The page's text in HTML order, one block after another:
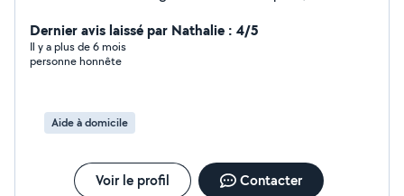
merci d'avance.
Dernier avis laissé par Nathalie : 4/5
Il y a plus de 6 mois
personne honnête
Aide à domicile
Voir le profil Contacter